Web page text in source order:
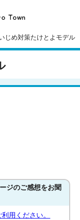
じめ対策たけとよモデル
ジのご感想をお聞
用ください。